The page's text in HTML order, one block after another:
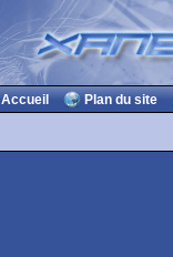
Accueil Plan du site